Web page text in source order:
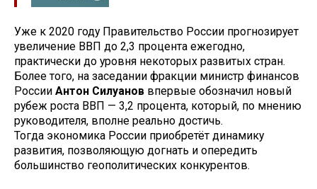
Уже к 2020 году Правительство России прогнозирует
увеличение ВВП до 2,3 процента ежегодно,
практически до уровня некоторых развитых стран.
Более того, на заседании фракции министр финансов
России Антон Силуанов впервые обозначил новый
рубеж роста ВВП — 3,2 процента, который, по мнению
руководителя, вполне реально достичь.
Тогда экономика России приобретёт динамику
развития, позволяющую догнать и опередить
большинство геополитических конкурентов.